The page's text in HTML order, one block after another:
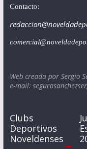
Contacto:
Web creada por Sergio
e-mail:
Clubs
Deportivos
Noveldenses